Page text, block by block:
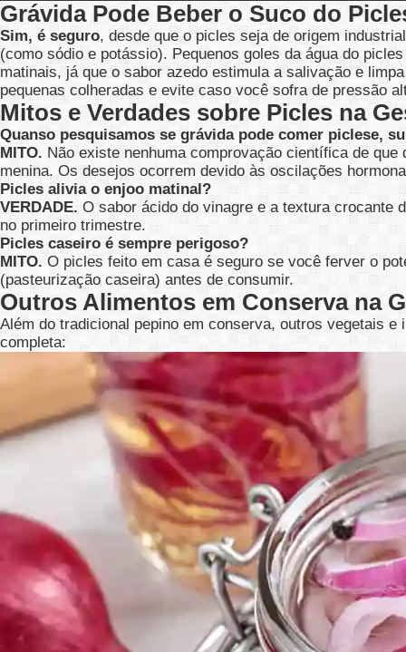
Grávida Pode Beber o Suco do
Sim, é seguro, desde que o picles seja de origem
(como sódio e potássio). Pequenos goles da água do
matinais, já que o sabor azedo estimula a salivação e
pequenas colheradas e evite caso você sofra de pressão
Mitos e Verdades sobre Picles na
Quanso pesquisamos se grávida pode comer piclese,
MITO. Não existe nenhuma comprovação científica de
menina. Os desejos ocorrem devido às oscilações
Picles alivia o enjoo matinal?
VERDADE. O sabor ácido do vinagre e a textura crocante
no primeiro trimestre.
Picles caseiro é sempre perigoso?
MITO. O picles feito em casa é seguro se você ferver o
(pasteurização caseira) antes de consumir.
Outros Alimentos em Conserva na
Além do tradicional pepino em conserva, outros vegetais
completa: